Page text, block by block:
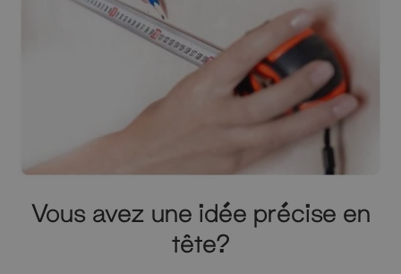
Vous avez une idée précise en
tête?